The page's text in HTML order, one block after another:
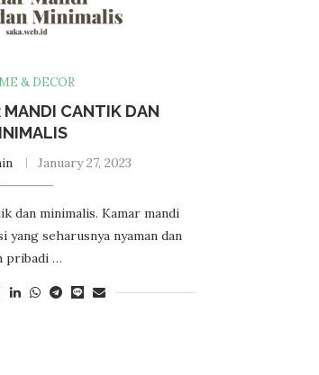
& DECOR
MANDI CANTIK DAN
January 27, 2023
dan minimalis. Kamar mandi
seharusnya nyaman dan
pribadi …